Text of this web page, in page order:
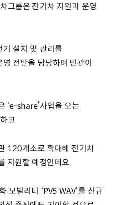
그룹은 전기차 지원과 운영
설치 및 관리를
전반을 담당하며 민관이
‘e-share’사업을 오는
고
120개소로 확대해 전기차
지원할 예정인데요.
모빌리티 ‘PV5 WAV’를 신규